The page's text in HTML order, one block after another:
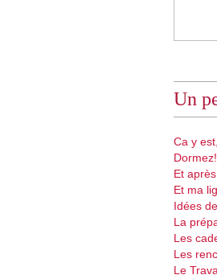
Un
Ca y
Dormez!
Et
Et ma
Idées
La
Les
Les
Le